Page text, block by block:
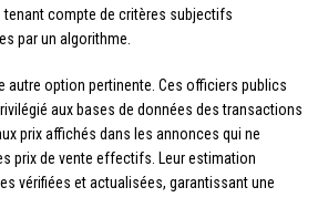
tenant compte de critères subjectifs
par un algorithme.
autre option pertinente. Ces officiers publics
aux bases de données des transactions
prix affichés dans les annonces qui ne
prix de vente effectifs. Leur estimation
vérifiées et actualisées, garantissant une